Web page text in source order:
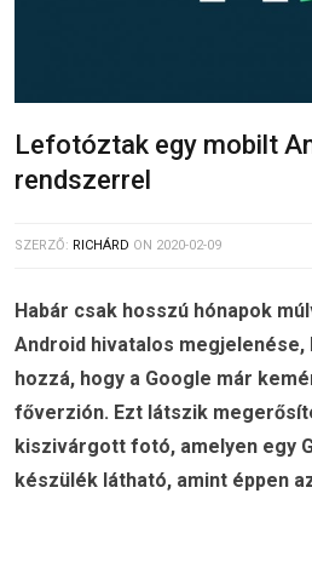
Lefotóztak egy mobilt
rendszerrel
SZERZŐ: RICHÁRD ON 2020-02-09
Habár csak hosszú hónapok
Android hivatalos
hozzá, hogy a Google már
főverzión. Ezt látszik
kiszivárgott fotó, amelyen egy
készülék látható, amint éppen